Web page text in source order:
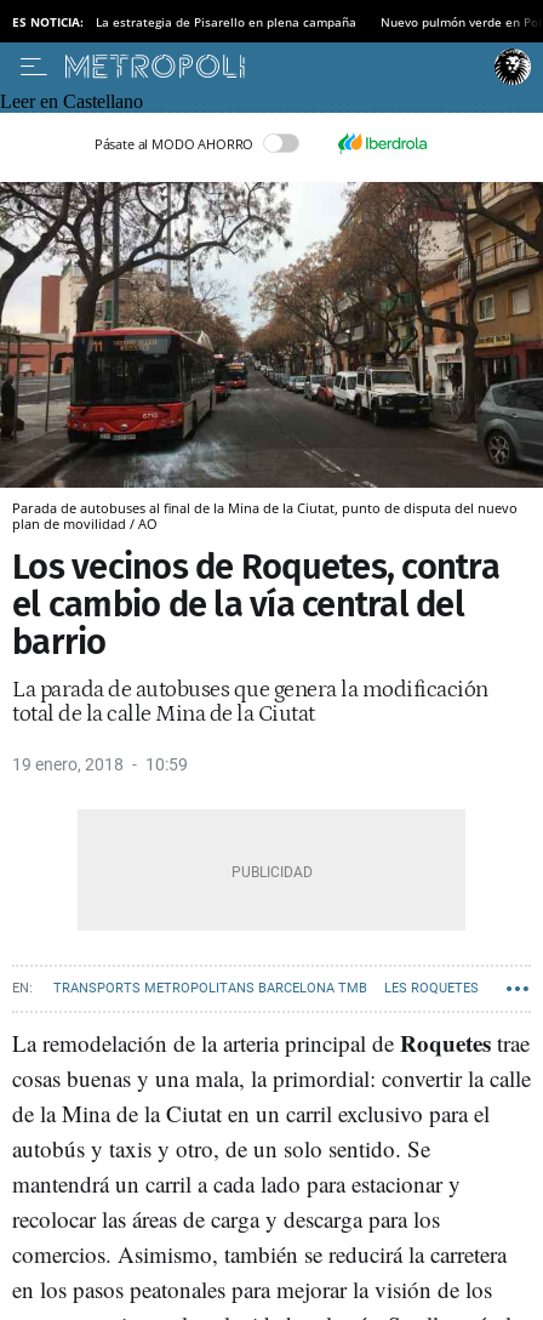
ES NOTICIA: La estrategia de Pisarello en plena campaña Nuevo pulmón verde en
Leer en Castellano
Pásate al MODO AHORRO
Parada de autobuses al final de la Mina de la Ciutat, punto de disputa del nuevo
plan de movilidad / AO
Los vecinos de Roquetes, contra
el cambio de la vía central del
barrio
La parada de autobuses que genera la modificación
total de la calle Mina de la Ciutat
19 enero, 2018 10:59
TRANSPORTS METROPOLITANS BARCELONA TMB LES ROQUETES
La remodelación de la arteria principal de Roquetes trae
cosas buenas y una mala, la primordial: convertir la calle
de la Mina de la Ciutat en un carril exclusivo para el
autobús y taxis y otro, de un solo sentido. Se
mantendrá un carril a cada lado para estacionar y
recolocar las áreas de carga y descarga para los
comercios. Asimismo, también se reducirá la carretera
en los pasos peatonales para mejorar la visión de los